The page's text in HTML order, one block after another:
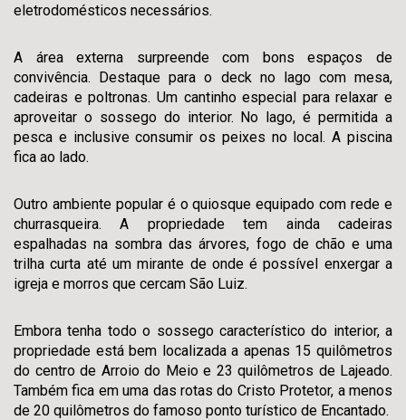
eletrodomésticos necessários.
A área externa surpreende com bons espaços de
convivência. Destaque para o deck no lago com mesa,
cadeiras e poltronas. Um cantinho especial para relaxar e
aproveitar o sossego do interior. No lago, é permitida a
pesca e inclusive consumir os peixes no local. A piscina
fica ao lado.
Outro ambiente popular é o quiosque equipado com rede e
churrasqueira. A propriedade tem ainda cadeiras
espalhadas na sombra das árvores, fogo de chão e uma
trilha curta até um mirante de onde é possível enxergar a
igreja e morros que cercam São Luiz.
Embora tenha todo o sossego característico do interior, a
propriedade está bem localizada a apenas 15 quilômetros
do centro de Arroio do Meio e 23 quilômetros de Lajeado.
Também fica em uma das rotas do Cristo Protetor, a menos
de 20 quilômetros do famoso ponto turístico de Encantado.